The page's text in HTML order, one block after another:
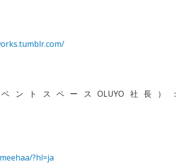
トスペースOLUYO社長）：
?hl=ja